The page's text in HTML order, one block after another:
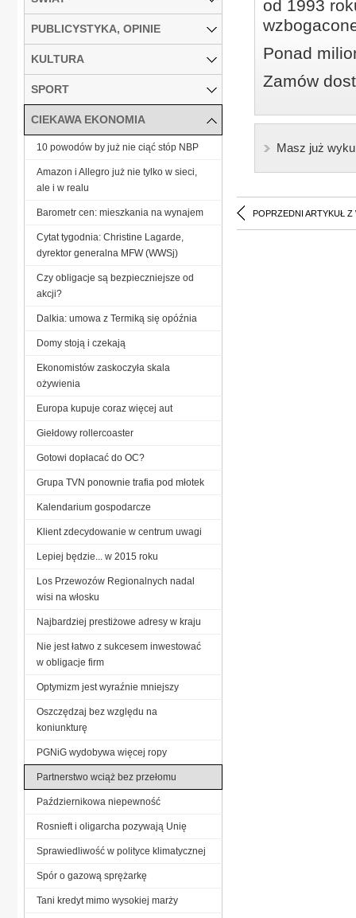
od 1993
Ponad
Zamów
Masz już
POPRZEDNI ARTYKUŁ Z
PUBLICYSTYKA, OPINIE
KULTURA
SPORT
CIEKAWA EKONOMIA
10 powodów by już nie ciąć stóp NBP
Amazon i Allegro już nie tylko w sieci,
ale i w realu
Barometr cen: mieszkania na wynajem
Cytat tygodnia: Christine Lagarde,
dyrektor generalna MFW (WWSj)
Czy obligacje są bezpieczniejsze od
akcji?
Dalkia: umowa z Termiką się opóźnia
Domy stoją i czekają
Ekonomistów zaskoczyła skala
ożywienia
Europa kupuje coraz więcej aut
Giełdowy rollercoaster
Gotowi dopłacać do OC?
Grupa TVN ponownie trafia pod młotek
Kalendarium gospodarcze
Klient zdecydowanie w centrum uwagi
Lepiej będzie... w 2015 roku
Los Przewozów Regionalnych nadal
wisi na włosku
Najbardziej prestiżowe adresy w kraju
Nie jest łatwo z sukcesem inwestować
w obligacje firm
Optymizm jest wyraźnie mniejszy
Oszczędzaj bez względu na
koniunkturę
PGNiG wydobywa więcej ropy
Partnerstwo wciąż bez przełomu
Październikowa niepewność
Rosnieft i oligarcha pozywają Unię
Sprawiedliwość w polityce klimatycznej
Spór o gazową sprężarkę
Tani kredyt mimo wysokiej marży